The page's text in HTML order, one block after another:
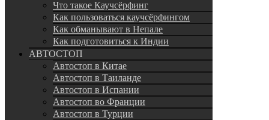
Что такое Каучсёрфинг
Как пользоваться каучсёрфингом
Как обманывают в Непале
Как подготовиться к Индии
АВТОСТОП
Автостоп в Китае
Автостоп в Таиланде
Автостоп в Испании
Автостоп во Франции
Автостоп в Турции